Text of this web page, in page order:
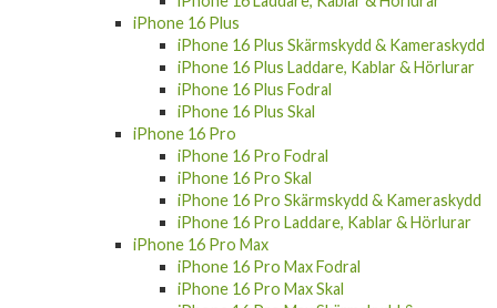
iPhone 16
iPhone 16 Fodral
iPhone 16 Skal
iPhone 16 Skärmskydd & Kameraskydd
iPhone 16 Laddare, Kablar & Hörlurar
iPhone 16 Plus
iPhone 16 Plus Skärmskydd & Kameraskydd
iPhone 16 Plus Laddare, Kablar & Hörlurar
iPhone 16 Plus Fodral
iPhone 16 Plus Skal
iPhone 16 Pro
iPhone 16 Pro Fodral
iPhone 16 Pro Skal
iPhone 16 Pro Skärmskydd & Kameraskydd